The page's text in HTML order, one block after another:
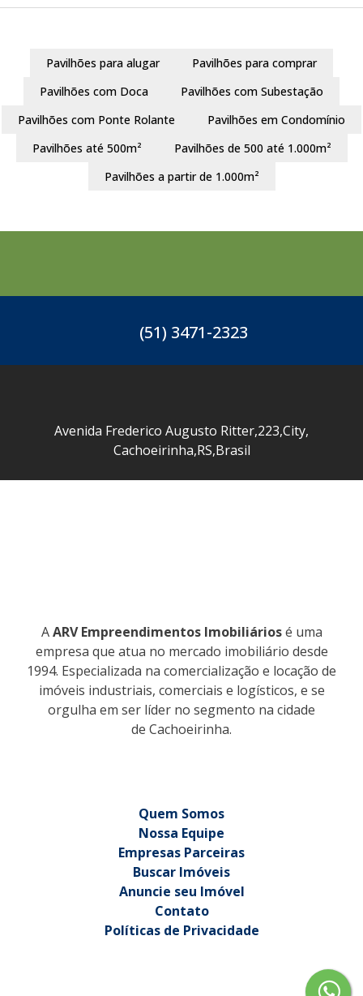
Pavilhões para alugar
Pavilhões para comprar
Pavilhões com Doca
Pavilhões com Subestação
Pavilhões com Ponte Rolante
Pavilhões em Condomínio
Pavilhões até 500m²
Pavilhões de 500 até 1.000m²
Pavilhões a partir de 1.000m²
(51) 3471-2323
Avenida Frederico Augusto Ritter,223,City,
Cachoeirinha,RS,Brasil
AARV Empreendimentos Imobiliáriosé uma
empresa que atua no mercado imobiliário desde
1994. Especializada na comercialização e locação de
imóveis industriais, comerciais e logísticos, e se
orgulha em ser líder no segmento na cidade
de Cachoeirinha.
Quem Somos
Nossa Equipe
Empresas Parceiras
Buscar Imóveis
Anuncie seu Imóvel
Contato
Políticas de Privacidade